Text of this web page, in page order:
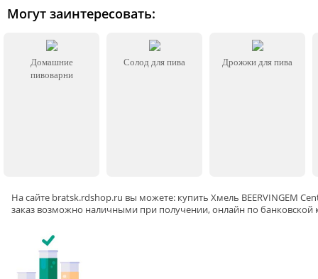
Могут заинтересовать:
Домашние
пивоварни
Солод для пива Дрожжи для пива
На сайте bratsk.rdshop.ru вы можете: купить Хмель BEERVINGEM
заказ возможно наличными при получении, онлайн по банковской